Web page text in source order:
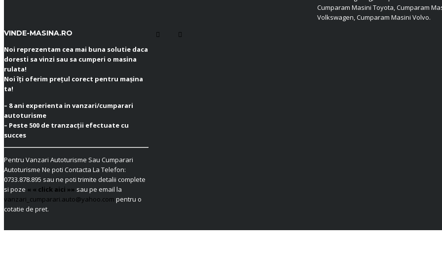
Cumparam Masini Toyota, Cumparam
Volkswagen, Cumparam Masini Volvo.
VINDE-MASINA.RO
Noi reprezentam cea mai buna solutie daca
doresti sa vinzi sau sa cumperi o masina
rulata!
Noi îți oferim prețul corect pentru mașina
ta!
– 8 ani experienta in vanzari/cumparari
autoturisme
– Peste 500 de tranzacții efectuate cu
succes
Pentru Vanzari Autoturisme Sau Cumparari
Autoturisme Ne poti Contacta La Telefon:
0733.878.895 sau ne poti trimite detalii complete
si poze « « click aici »» sau pe email la
vanzari_cumparari.auto@yahoo.com pentru o
cotatie de pret.